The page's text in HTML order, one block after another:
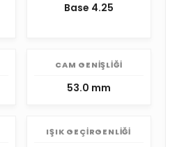
Base 4.25
CAM GENIŞLIĞI
53.0 mm
IŞIK GEÇIRGENLIĞI